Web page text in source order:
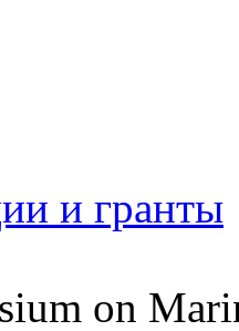
и гранты
on